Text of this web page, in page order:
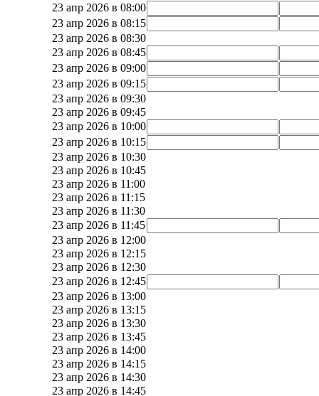
23 апр 2026 в 08:00
23 апр 2026 в 08:15
23 апр 2026 в 08:30
23 апр 2026 в 08:45
23 апр 2026 в 09:00
23 апр 2026 в 09:15
23 апр 2026 в 09:30
23 апр 2026 в 09:45
23 апр 2026 в 10:00
23 апр 2026 в 10:15
23 апр 2026 в 10:30
23 апр 2026 в 10:45
23 апр 2026 в 11:00
23 апр 2026 в 11:15
23 апр 2026 в 11:30
23 апр 2026 в 11:45
23 апр 2026 в 12:00
23 апр 2026 в 12:15
23 апр 2026 в 12:30
23 апр 2026 в 12:45
23 апр 2026 в 13:00
23 апр 2026 в 13:15
23 апр 2026 в 13:30
23 апр 2026 в 13:45
23 апр 2026 в 14:00
23 апр 2026 в 14:15
23 апр 2026 в 14:30
23 апр 2026 в 14:45